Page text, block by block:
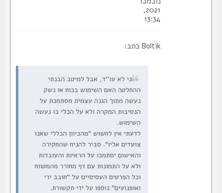
2021,
13:34
Boltik כתב:
ני לא עו''ד, אבל למיטב הבנתי
ההחלטה האם השימוש בכוח או נשק
נעשה מתוך הגנה עצמית מסתמכת על
הנסיבות המקרה ולא על הכלי בו נעשה
השימוש.
לדעתי אין לחשוש "מהכיוון הכללי שאנו
צועדים אליו". סביר להניח שהחקירה
והאישום יסתמכו על הראיות והעובדות
ולא על התמונות עם דף מחורר מהמטווח
וכל הפרטים העסיסיים על "חובב ירי
ואופנועים" נוספו על ידי תקשורת.